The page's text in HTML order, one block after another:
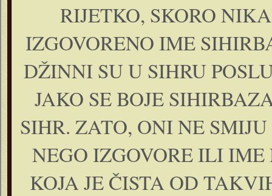
RIJETKO, SKORO
IZGOVORENO IME
DŽINNI SU U SIHRU
JAKO SE BOJE
SIHR. ZATO, ONI NE
NEGO IZGOVORE ILI
KOJA JE ČISTA OD